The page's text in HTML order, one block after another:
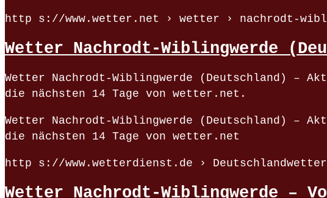
http s://www.wetter.net › wetter › nachrodt-
Wetter Nachrodt-Wiblingwerde
Wetter Nachrodt-Wiblingwerde (Deutschland) –
die nächsten 14 Tage von wetter.net.
Wetter Nachrodt-Wiblingwerde (Deutschland) –
die nächsten 14 Tage von wetter.net
http s://www.wetterdienst.de › Deutschlandwetter
Wetter Nachrodt-Wiblingwerde –